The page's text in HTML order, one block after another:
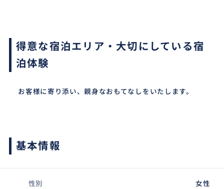
得意な宿泊エリア・大切にしている宿
泊体験
お客様に寄り添い、親身なおもてなしをいたします。
基本情報
性別 女性